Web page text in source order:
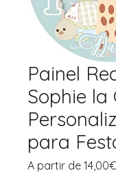
Painel
Sophie la
para
A partir de 14,00€